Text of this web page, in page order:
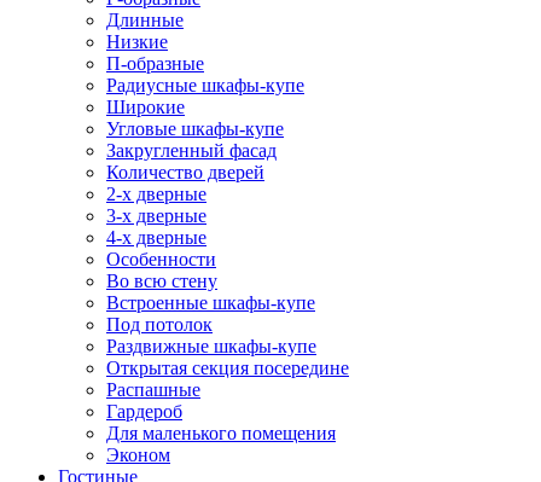
Длинные
Низкие
П-образные
Радиусные шкафы-купе
Широкие
Угловые шкафы-купе
Закругленный фасад
Количество дверей
2-х дверные
3-х дверные
4-х дверные
Особенности
Во всю стену
Встроенные шкафы-купе
Под потолок
Раздвижные шкафы-купе
Открытая секция посередине
Распашные
Гардероб
Для маленького помещения
Эконом
Гостиные